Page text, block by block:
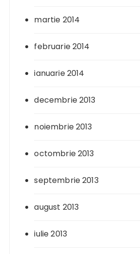
martie 2014
februarie 2014
ianuarie 2014
decembrie 2013
noiembrie 2013
octombrie 2013
septembrie 2013
august 2013
iulie 2013